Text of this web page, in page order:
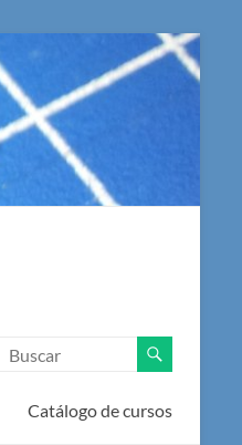
Catálogo de cursos